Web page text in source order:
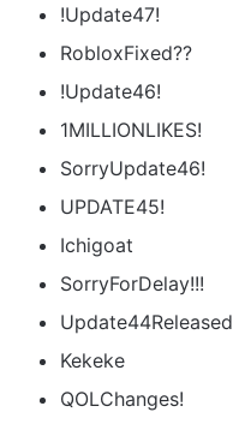
!Update47!
RobloxFixed??
!Update46!
1MILLIONLIKES!
SorryUpdate46!
UPDATE45!
Ichigoat
SorryForDelay!!!
Update44Released
Kekeke
QOLChanges!